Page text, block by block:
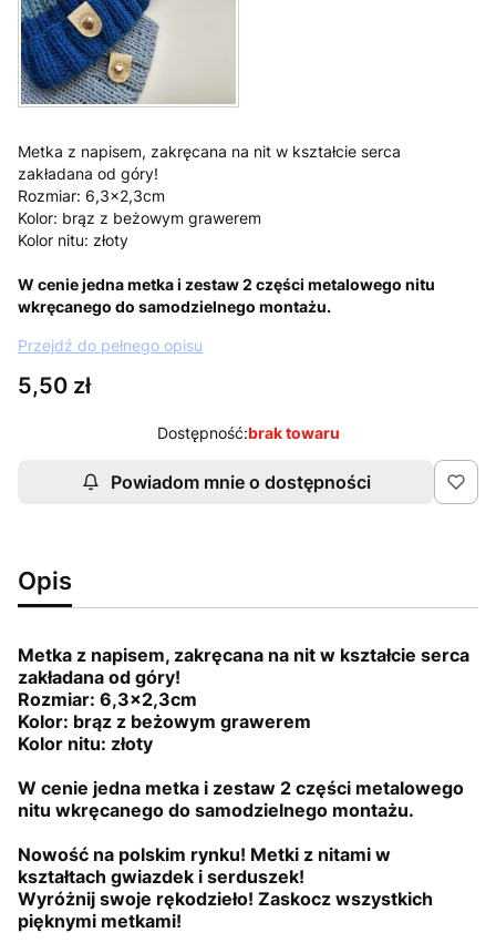
Metka z napisem, zakręcana na nit w kształcie serca
zakładana od góry!
Rozmiar: 6,3x2,3cm
Kolor: brąz z beżowym grawerem
Kolor nitu: złoty
W cenie jedna metka i zestaw 2 części metalowego nitu
wkręcanego do samodzielnego montażu.
Przejdź do pełnego opisu
Cena
5,50 zł
Dostępność:brak towaru
Powiadom mnie o dostępności
Opis
Metka z napisem, zakręcana na nit w kształcie serca
zakładana od góry!
Rozmiar: 6,3x2,3cm
Kolor: brąz z beżowym grawerem
Kolor nitu: złoty
W cenie jedna metka i zestaw 2 części metalowego
nitu wkręcanego do samodzielnego montażu.
Nowość na polskim rynku! Metki z nitami w
kształtach gwiazdek i serduszek!
Wyróżnij swoje rękodzieło! Zaskocz wszystkich
pięknymi metkami!